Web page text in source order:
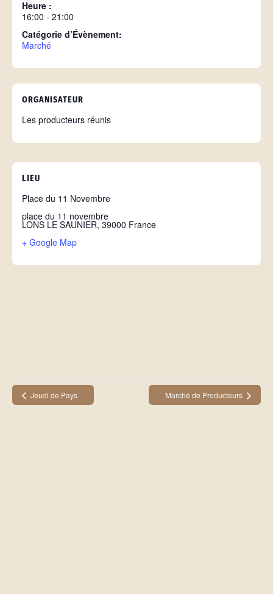
Heure :
16:00 - 21:00
Catégorie d’Évènement:
Marché
ORGANISATEUR
Les producteurs réunis
LIEU
Place du 11 Novembre
place du 11 novembre
LONS LE SAUNIER, 39000 France
+ Google Map
Jeudi de Pays Marché de Producteurs